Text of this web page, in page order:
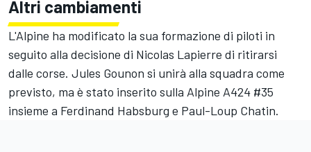
Altri cambiamenti
L'Alpine ha modificato la sua formazione di piloti in
seguito alla decisione di Nicolas Lapierre di ritirarsi
dalle corse. Jules Gounon si unirà alla squadra come
previsto, ma è stato inserito sulla Alpine A424 #35
insieme a Ferdinand Habsburg e Paul-Loup Chatin.